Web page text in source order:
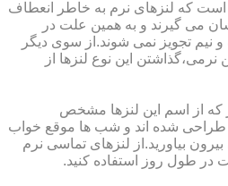
است که لنزهای نرم به خاطر انعطاف
می گیرند و به همین علت در
و نیم تجویز نمی شوند.از سوی دیگر
این نوع لنزها از
که از اسم این لنزها مشخص
طراحی شده اند و شب ها موقع خواب
بیاورید.از لنزهای تماسی نرم